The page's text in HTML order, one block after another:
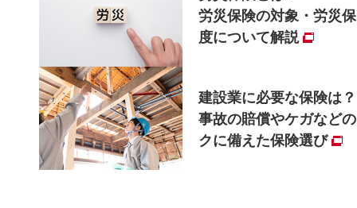
労災保険の対象・労災
度について解説
建設業に必要な保険は？
事故の賠償やケガなど
クに備えた保険選び